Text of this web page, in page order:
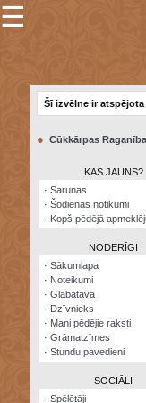
×
Šodienas
Visatcera
almanahs
☰
Šī izvēlne ir atspējota
● Cūkkārpas
KAS JAUNS?
· Sarunas
· Šodienas notikumi
· Kopš pēdējā
NODERĪGI
· Sākumlapa
· Noteikumi
· Glabātava
· Dzīvnieks
· Mani pēdējie raksti
· Grāmatzīmes
· Stundu pavedieni
SOCIĀLI
· Spēlētāji